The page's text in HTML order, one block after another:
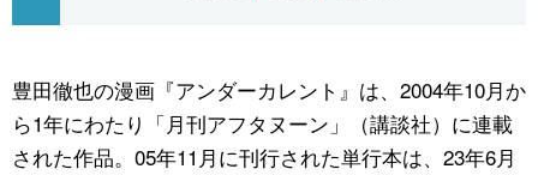
豊田徹也の漫画『アンダーカレント』は、2004年10月か
ら1年にわたり「月刊アフタヌーン」（講談社）に連載
された作品。05年11月に刊行された単行本は、23年6月